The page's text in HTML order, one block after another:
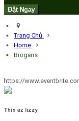
Trang Chủ
Home
Brogans
https://
Thin az lizzy